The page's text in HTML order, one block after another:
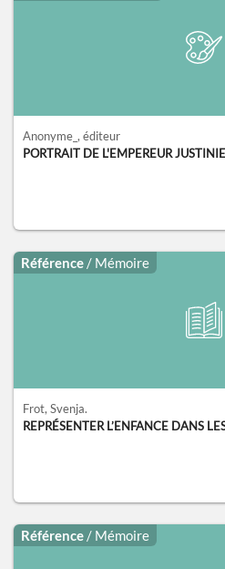
Anonyme_ , éditeur
PORTRAIT DE L'EMPEREUR
Référence / Mémoire
Frot, Svenja.
REPRÉSENTER L’ENFANCE DANS
Référence / Mémoire